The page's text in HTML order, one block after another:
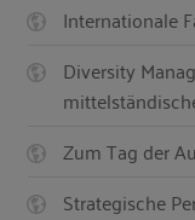
Internationale
Diversity
Zum Tag der
Strategische